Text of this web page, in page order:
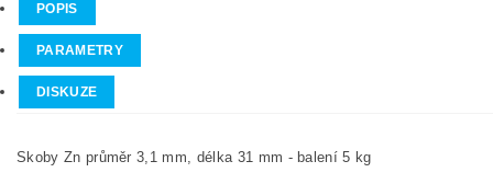
POPIS
PARAMETRY
DISKUZE
Skoby Zn průměr 3,1 mm, délka 31 mm - balení 5 kg